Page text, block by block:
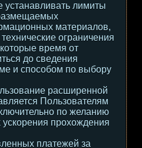
устанавливать лимиты
материалов,
ограничения
время от
до сведения
и способом по выбору
расширенной
Пользователям
по желанию
ускорения прохождения
платежей за